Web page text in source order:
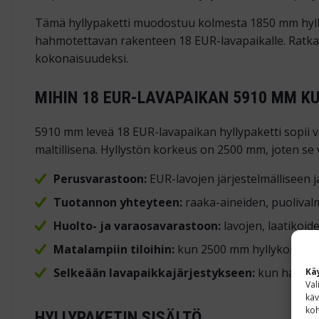
Tämä hyllypaketti muodostuu kolmesta 1850 mm
hahmotettavan rakenteen 18 EUR-lavapaikalle.
kokonaisuudeksi.
MIHIN 18 EUR-LAVAPAIKAN 5910 MM
5910 mm leveä 18 EUR-lavapaikan hyllypaketti
maltillisena. Hyllystön korkeus on 2500 mm, joten
Perusvarastoon:EUR-lavojen järjestelmälliseen
Tuotannon yhteyteen:raaka-aineiden,
Huolto- ja varaosavarastoon:lavojen,
Matalampiin tiloihin:kun 2500 mm
Selkeään lavapaikkajärjestykseen:kun